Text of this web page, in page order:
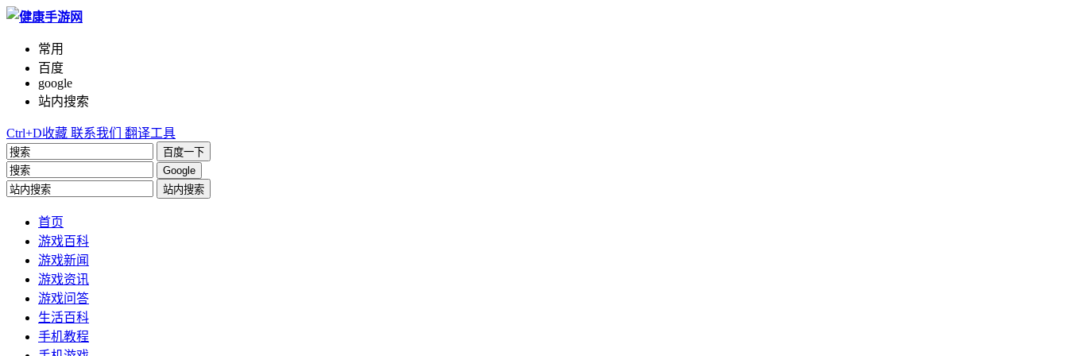
常用
百度
google
站内搜索
Ctrl+D收藏 联系我们 翻译工具
百度一下
Google
站内搜索
首页
游戏百科
游戏新闻
游戏资讯
游戏问答
生活百科
手机教程